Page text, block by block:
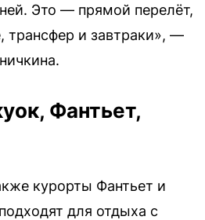
Это — прямой перелёт,
трансфер и завтраки», —
Фантьет,
курорты Фантьет и
для отдыха с